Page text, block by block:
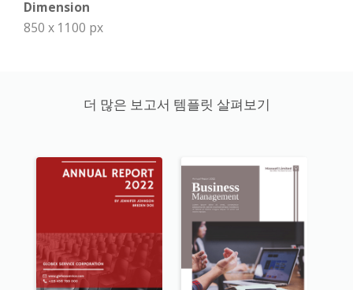
Dimension
850 x 1100 px
더 많은 보고서 템플릿 살펴보기